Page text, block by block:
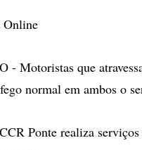
Online
- Motoristas que
normal em ambos o
Ponte realiza